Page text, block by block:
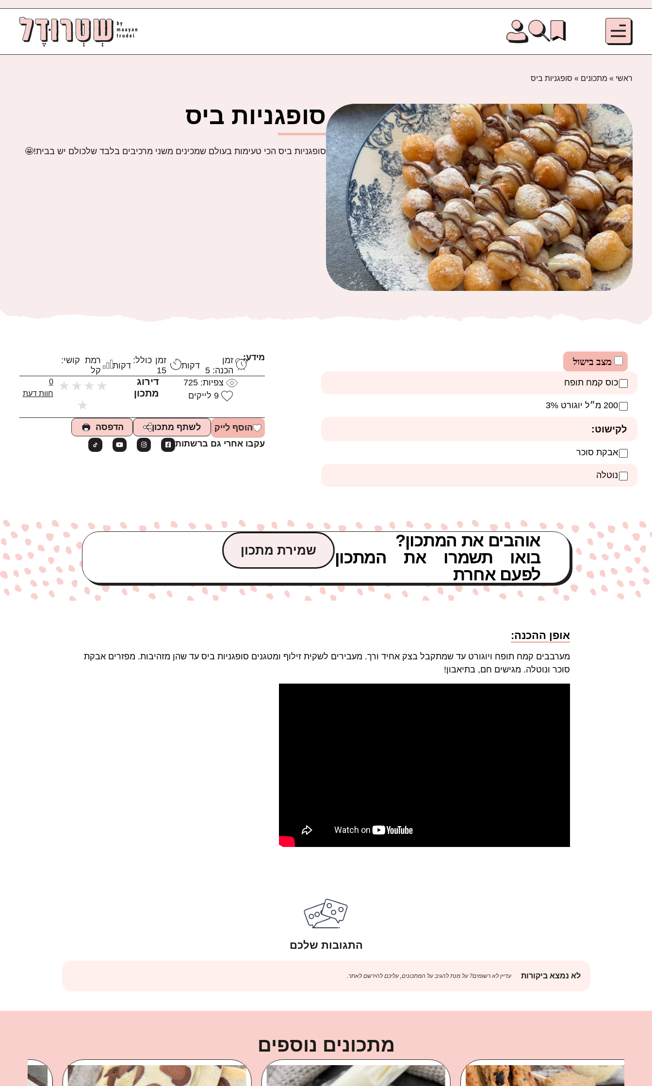
ראשי » מתכונים » סופגניות ביס
סופגניות ביס
סופגניות ביס הכי טעימות בעולם שמכינים משני מרכיבים בלבד שלכולם יש בבית!🤩
מצב בישול
כוס קמח תופח
200 מ״ל יוגורט 3%
לקישוט:
אבקת סוכר
נוטלה
מידע:
זמן
הכנה: 5
דקות
זמן כולל:
15
דקות
רמת קושי:
קל
צפיות:725
9 לייקים
דירוג
מתכון
★
★
★
★
★
0
חוות דעת
הוסף לייק לשתף מתכון
הדפסה
עקבו אחרי גם ברשתות
אוהבים את המתכון?
בואו תשמרו את המתכון
לפעם אחרת
שמירת מתכון
אופן ההכנה:
מערבבים קמח תופח ויוגורט עד שמתקבל בצק אחיד ורך. מעבירים לשקית זילוף ומטגנים סופגניות ביס עד שהן מזהיבות. מפזרים אבקת
סוכר ונוטלה. מגישים חם, בתיאבון!
התגובות שלכם
לא נמצא ביקורות עדיין לא רשומים? על מנת להגיב על המתכונים, עליכם להירשם לאתר.
מתכונים נוספים